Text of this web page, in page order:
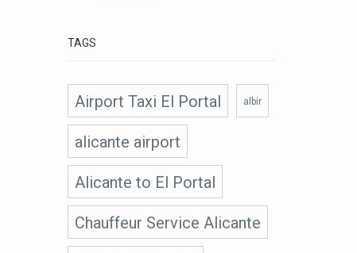
TAGS
Airport Taxi El Portal albir
alicante airport
Alicante to El Portal
Chauffeur Service Alicante